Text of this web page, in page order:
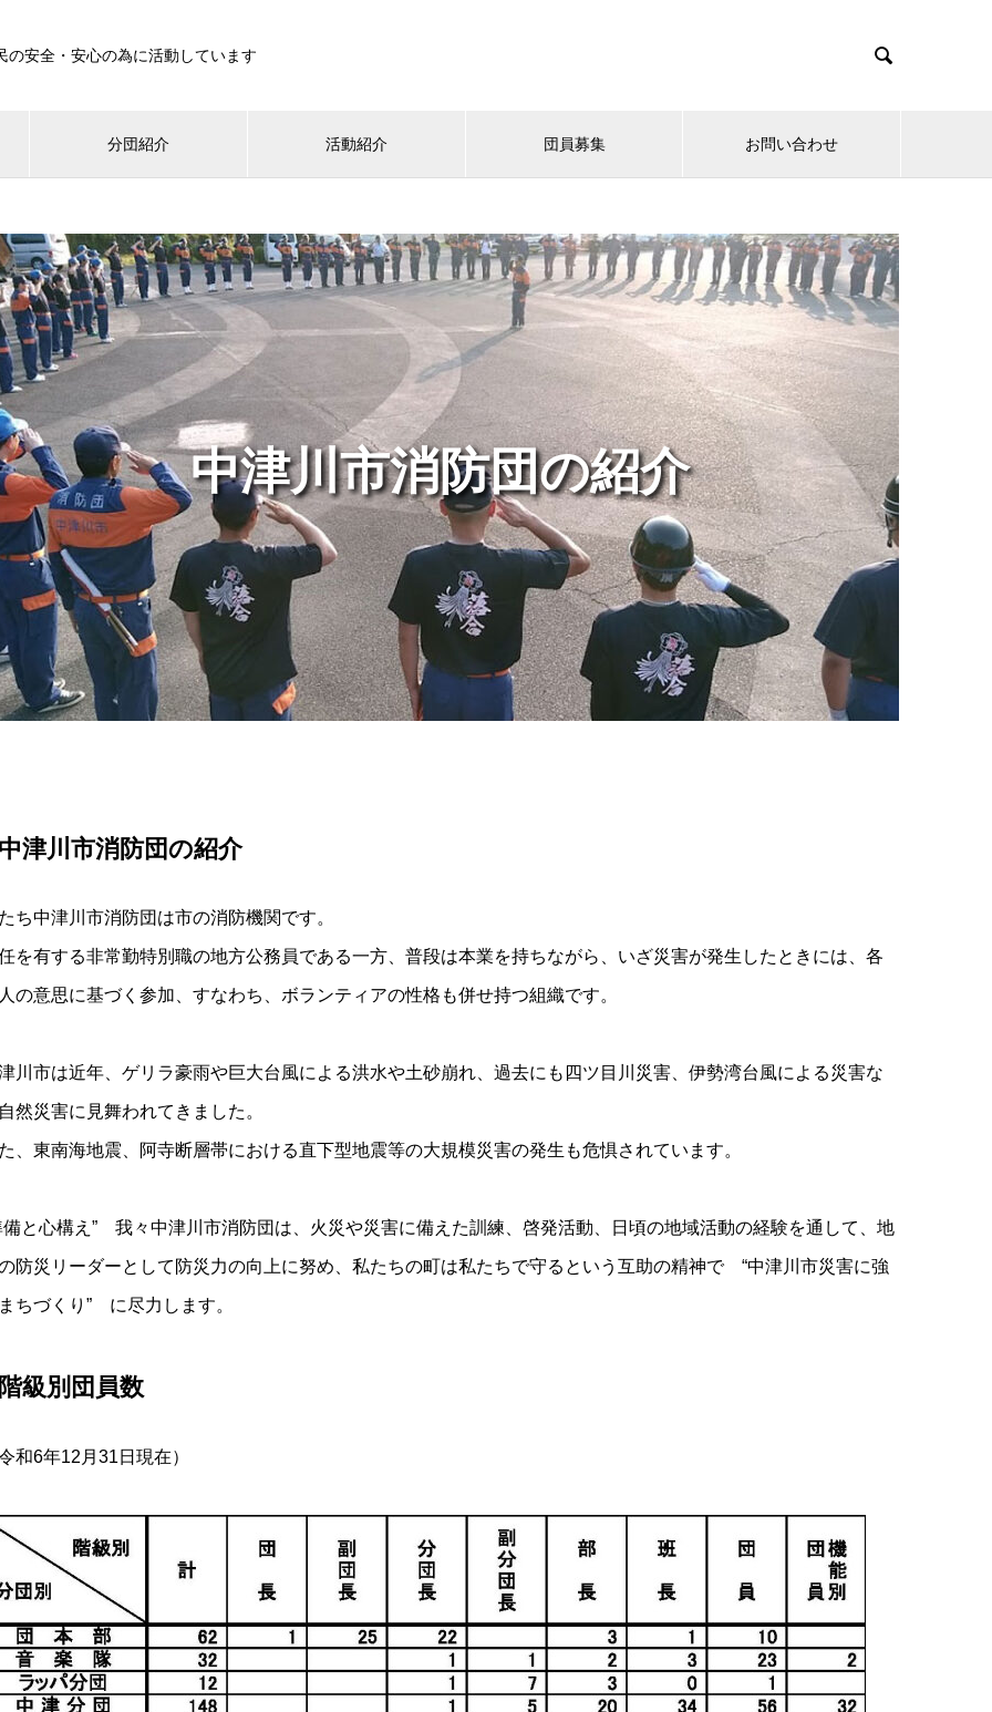
の安全・安心の為に活動しています 
分団紹介 活動紹介 団員募集 お問い合わせ
中津川市消防団の紹介
津川市消防団の紹介
ち中津川市消防団は市の消防機関です。
を有する非常勤特別職の地方公務員である一方、普段は本業を持ちながら、いざ災害が発生したときには、各
の意思に基づく参加、すなわち、ボランティアの性格も併せ持つ組織です。
川市は近年、ゲリラ豪雨や巨大台風による洪水や土砂崩れ、過去にも四ツ目川災害、伊勢湾台風による災害な
然災害に見舞われてきました。
、東南海地震、阿寺断層帯における直下型地震等の大規模災害の発生も危惧されています。
備と心構え” 我々中津川市消防団は、火災や災害に備えた訓練、啓発活動、日頃の地域活動の経験を通して、地
防災リーダーとして防災力の向上に努め、私たちの町は私たちで守るという互助の精神で “中津川市災害に強
ちづくり” に尽力します。
級別団員数
和6年12月31日現在）